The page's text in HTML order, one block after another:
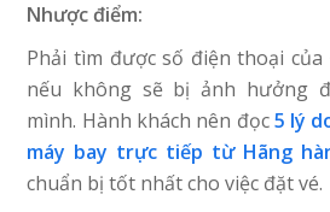
Nhược điểm:
Phải tìm được số điện thoại
nếu không sẽ bị ảnh hưởng
mình. Hành khách nên đọc5 lý
máy bay trực tiếp từ Hãng
chuẩn bị tốt nhất cho việc đặt vé.